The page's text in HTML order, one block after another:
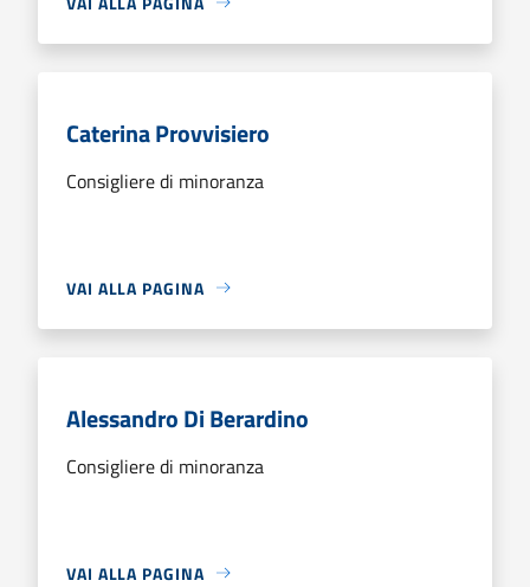
Caterina Provvisiero
Consigliere di minoranza
VAI ALLA PAGINA
Alessandro Di Berardino
Consigliere di minoranza
VAI ALLA PAGINA